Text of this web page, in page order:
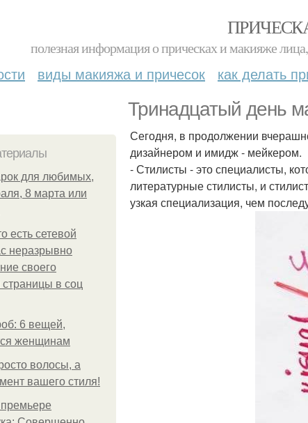
полезная информация о прическах и макияже
виды макияжа и причесок как делать
Тринадцатый день
для любимых,
8 марта или
есть сетевой
неразрывно
своего
страницы в соц
6 вещей,
женщинам
волосы, а
вашего стиля!
Сегодня, в продолжении
дизайнером и имидж - мейкером.
- Стилисты - это специалисты,
литературные стилисты, и
узкая специализация, чем